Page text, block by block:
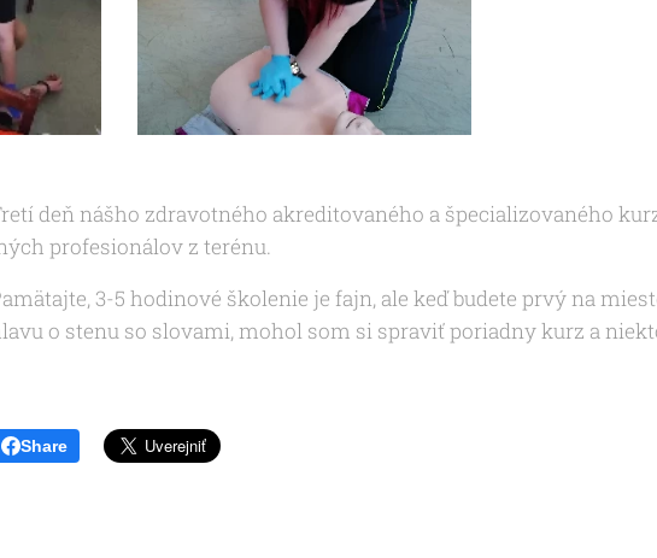
deň nášho zdravotného akreditovaného a špecializovaného
profesionálov z terénu.
3-5 hodinové školenie je fajn, ale keď budete prvý na
o stenu so slovami, mohol som si spraviť poriadny kurz a
Share